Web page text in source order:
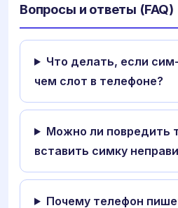
Вопросы и ответы (FAQ)
Что делать, если
чем слот в телефоне?
Можно ли повредить
вставить симку
Почему телефон